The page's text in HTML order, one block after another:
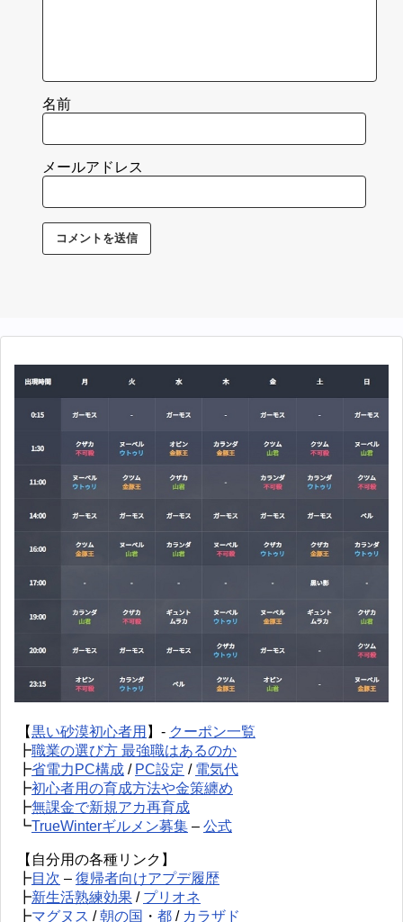
名前
メールアドレス
【黒い砂漠初心者用 】- クーポン一覧
┣職業の選び方 最強職はあるのか
┣省電力PC構成 / PC設定 / 電気代
┣初心者用の育成方法や金策纏め
┣無課金で新規アカ再育成
┗TrueWinterギルメン募集 – 公式
【自分用の各種リンク】
┣目次 – 復帰者向けアプデ履歴
┣新生活熟練効果 / プリオネ
┣マグヌス /朝の国 ・ 都 / カラザド